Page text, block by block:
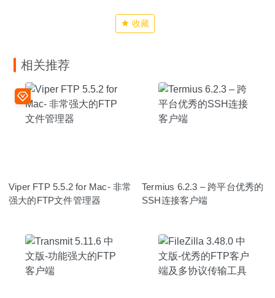
收藏
相关推荐
Viper FTP 5.5.2 for Mac- 非常
强大的FTP文件管理器
Termius 6.2.3 – 跨平台优秀的
SSH连接客户端